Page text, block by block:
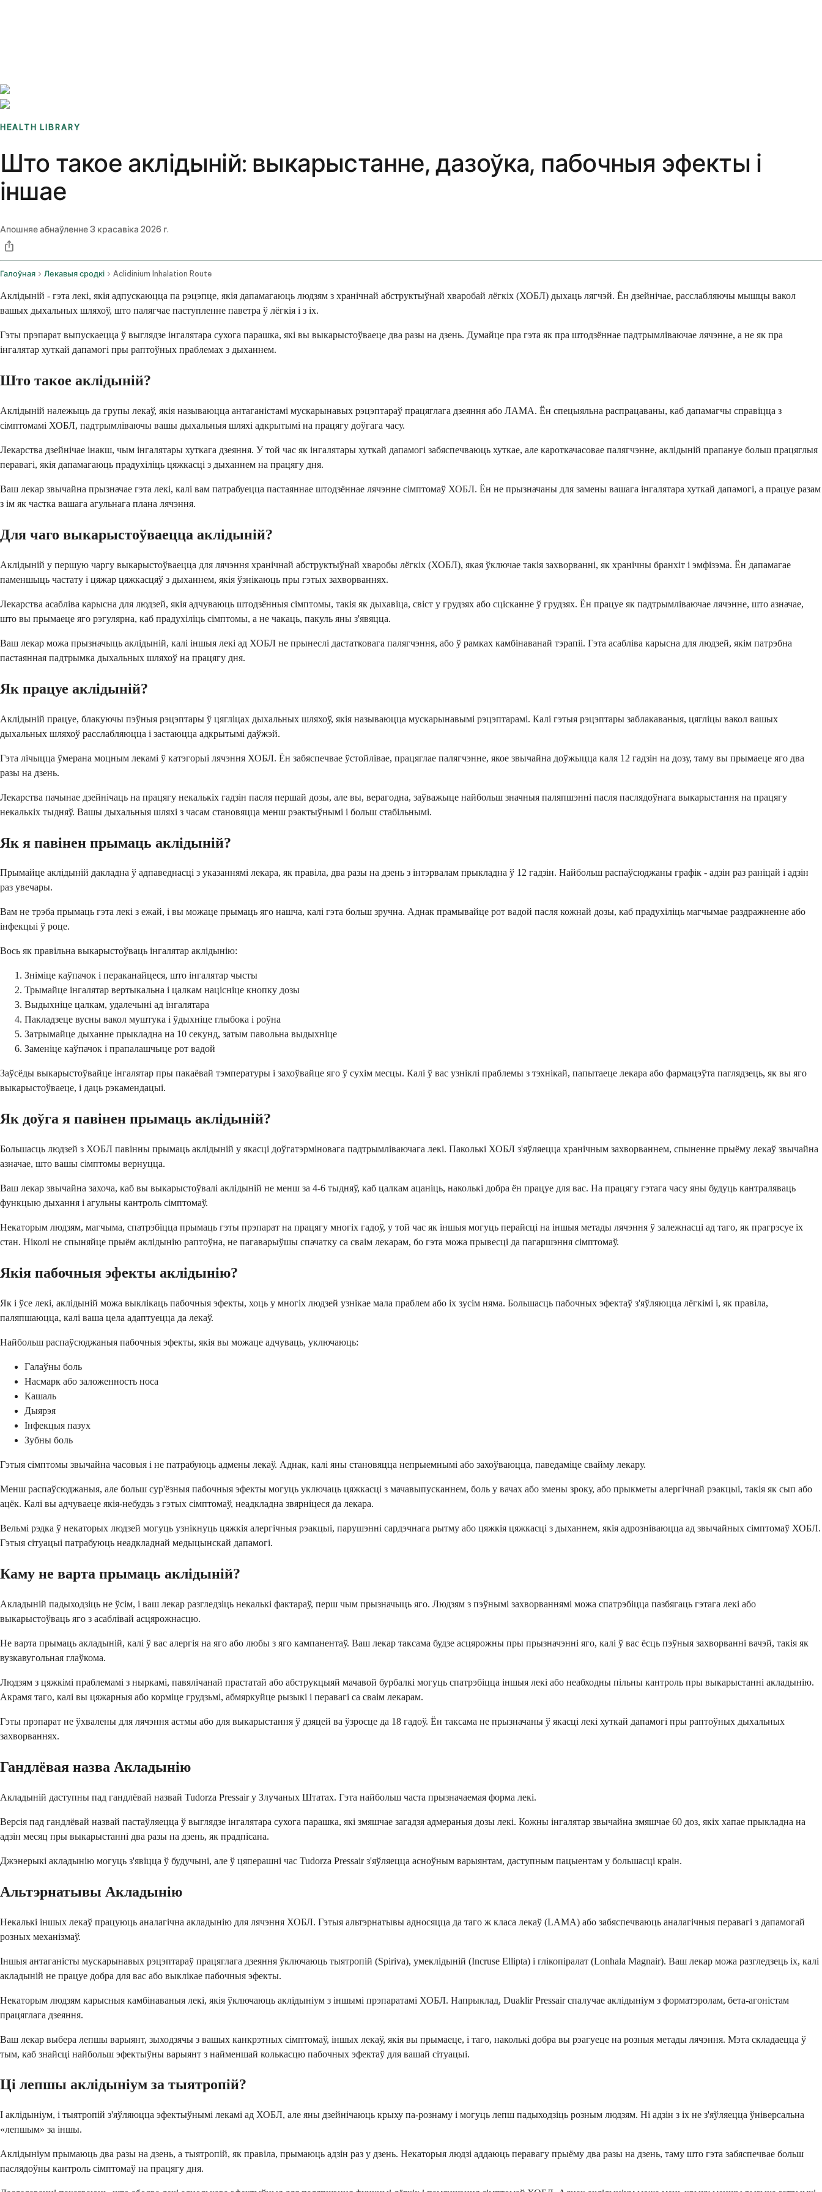
HEALTH LIBRARY
Што такое аклідыній: выкарыстанне, дазоўка, пабочныя эфекты і
іншае
Апошняе абнаўленне3 красавіка 2026 г.
Галоўная Лекавыя сродкі Aclidinium Inhalation Route
Аклідыній - гэта лекі, якія адпускаюцца па рэцэпце, якія дапамагаюць людзям з хранічнай абструктыўнай хваробай лёгкіх (ХОБЛ) дыхаць лягчэй. Ён дзейнічае, расслабляючы мышцы вакол
вашых дыхальных шляхоў, што палягчае паступленне паветра ў лёгкія і з іх.
Гэты прэпарат выпускаецца ў выглядзе інгалятара сухога парашка, які вы выкарыстоўваеце два разы на дзень. Думайце пра гэта як пра штодзённае падтрымліваючае лячэнне, а не як пра
інгалятар хуткай дапамогі пры раптоўных праблемах з дыханнем.
Што такое аклідыній?
Аклідыній належыць да групы лекаў, якія называюцца антаганістамі мускарынавых рэцэптараў працяглага дзеяння або ЛАМА. Ён спецыяльна распрацаваны, каб дапамагчы справіцца з
сімптомамі ХОБЛ, падтрымліваючы вашы дыхальныя шляхі адкрытымі на працягу доўгага часу.
Лекарства дзейнічае інакш, чым інгалятары хуткага дзеяння. У той час як інгалятары хуткай дапамогі забяспечваюць хуткае, але кароткачасовае палягчэнне, аклідыній прапануе больш працяглыя
перавагі, якія дапамагаюць прадухіліць цяжкасці з дыханнем на працягу дня.
Ваш лекар звычайна прызначае гэта лекі, калі вам патрабуецца пастаяннае штодзённае лячэнне сімптомаў ХОБЛ. Ён не прызначаны для замены вашага інгалятара хуткай дапамогі, а працуе разам
з ім як частка вашага агульнага плана лячэння.
Для чаго выкарыстоўваецца аклідыній?
Аклідыній у першую чаргу выкарыстоўваецца для лячэння хранічнай абструктыўнай хваробы лёгкіх (ХОБЛ), якая ўключае такія захворванні, як хранічны бранхіт і эмфізэма. Ён дапамагае
паменшыць частату і цяжар цяжкасцяў з дыханнем, якія ўзнікаюць пры гэтых захворваннях.
Лекарства асабліва карысна для людзей, якія адчуваюць штодзённыя сімптомы, такія як дыхавіца, свіст у грудзях або сцісканне ў грудзях. Ён працуе як падтрымліваючае лячэнне, што азначае,
што вы прымаеце яго рэгулярна, каб прадухіліць сімптомы, а не чакаць, пакуль яны з'явяцца.
Ваш лекар можа прызначыць аклідыній, калі іншыя лекі ад ХОБЛ не прынеслі дастатковага палягчэння, або ў рамках камбінаванай тэрапіі. Гэта асабліва карысна для людзей, якім патрэбна
пастаянная падтрымка дыхальных шляхоў на працягу дня.
Як працуе аклідыній?
Аклідыній працуе, блакуючы пэўныя рэцэптары ў цягліцах дыхальных шляхоў, якія называюцца мускарынавымі рэцэптарамі. Калі гэтыя рэцэптары заблакаваныя, цягліцы вакол вашых
дыхальных шляхоў расслабляюцца і застаюцца адкрытымі даўжэй.
Гэта лічыцца ўмерана моцным лекамі ў катэгорыі лячэння ХОБЛ. Ён забяспечвае ўстойлівае, працяглае палягчэнне, якое звычайна доўжыцца каля 12 гадзін на дозу, таму вы прымаеце яго два
разы на дзень.
Лекарства пачынае дзейнічаць на працягу некалькіх гадзін пасля першай дозы, але вы, верагодна, заўважыце найбольш значныя паляпшэнні пасля паслядоўнага выкарыстання на працягу
некалькіх тыдняў. Вашы дыхальныя шляхі з часам становяцца менш рэактыўнымі і больш стабільнымі.
Як я павінен прымаць аклідыній?
Прымайце аклідыній дакладна ў адпаведнасці з указаннямі лекара, як правіла, два разы на дзень з інтэрвалам прыкладна ў 12 гадзін. Найбольш распаўсюджаны графік - адзін раз раніцай і адзін
раз увечары.
Вам не трэба прымаць гэта лекі з ежай, і вы можаце прымаць яго нашча, калі гэта больш зручна. Аднак прамывайце рот вадой пасля кожнай дозы, каб прадухіліць магчымае раздражненне або
інфекцыі ў роце.
Вось як правільна выкарыстоўваць інгалятар аклідынію:
Зніміце каўпачок і пераканайцеся, што інгалятар чысты
Трымайце інгалятар вертыкальна і цалкам націсніце кнопку дозы
Выдыхніце цалкам, удалечыні ад інгалятара
Пакладзеце вусны вакол муштука і ўдыхніце глыбока і роўна
Затрымайце дыханне прыкладна на 10 секунд, затым павольна выдыхніце
Заменіце каўпачок і прапалашчыце рот вадой
Заўсёды выкарыстоўвайце інгалятар пры пакаёвай тэмпературы і захоўвайце яго ў сухім месцы. Калі ў вас узніклі праблемы з тэхнікай, папытаеце лекара або фармацэўта паглядзець, як вы яго
выкарыстоўваеце, і даць рэкамендацыі.
Як доўга я павінен прымаць аклідыній?
Большасць людзей з ХОБЛ павінны прымаць аклідыній у якасці доўгатэрміновага падтрымліваючага лекі. Паколькі ХОБЛ з'яўляецца хранічным захворваннем, спыненне прыёму лекаў звычайна
азначае, што вашы сімптомы вернуцца.
Ваш лекар звычайна захоча, каб вы выкарыстоўвалі аклідыній не менш за 4-6 тыдняў, каб цалкам ацаніць, наколькі добра ён працуе для вас. На працягу гэтага часу яны будуць кантраляваць
функцыю дыхання і агульны кантроль сімптомаў.
Некаторым людзям, магчыма, спатрэбіцца прымаць гэты прэпарат на працягу многіх гадоў, у той час як іншыя могуць перайсці на іншыя метады лячэння ў залежнасці ад таго, як прагрэсуе іх
стан. Ніколі не спыняйце прыём аклідынію раптоўна, не пагаварыўшы спачатку са сваім лекарам, бо гэта можа прывесці да пагаршэння сімптомаў.
Якія пабочныя эфекты аклідынію?
Як і ўсе лекі, аклідыній можа выклікаць пабочныя эфекты, хоць у многіх людзей узнікае мала праблем або іх зусім няма. Большасць пабочных эфектаў з'яўляюцца лёгкімі і, як правіла,
паляпшаюцца, калі ваша цела адаптуецца да лекаў.
Найбольш распаўсюджаныя пабочныя эфекты, якія вы можаце адчуваць, уключаюць:
Галаўны боль
Насмарк або заложенность носа
Кашаль
Дыярэя
Інфекцыя пазух
Зубны боль
Гэтыя сімптомы звычайна часовыя і не патрабуюць адмены лекаў. Аднак, калі яны становяцца непрыемнымі або захоўваюцца, паведаміце свайму лекару.
Менш распаўсюджаныя, але больш сур'ёзныя пабочныя эфекты могуць уключаць цяжкасці з мачавыпусканнем, боль у вачах або змены зроку, або прыкметы алергічнай рэакцыі, такія як сып або
ацёк. Калі вы адчуваеце якія-небудзь з гэтых сімптомаў, неадкладна звярніцеся да лекара.
Вельмі рэдка ў некаторых людзей могуць узнікнуць цяжкія алергічныя рэакцыі, парушэнні сардэчнага рытму або цяжкія цяжкасці з дыханнем, якія адрозніваюцца ад звычайных сімптомаў ХОБЛ.
Гэтыя сітуацыі патрабуюць неадкладнай медыцынскай дапамогі.
Каму не варта прымаць аклідыній?
Акладыній падыходзіць не ўсім, і ваш лекар разгледзіць некалькі фактараў, перш чым прызначыць яго. Людзям з пэўнымі захворваннямі можа спатрэбіцца пазбягаць гэтага лекі або
выкарыстоўваць яго з асаблівай асцярожнасцю.
Не варта прымаць акладыній, калі ў вас алергія на яго або любы з яго кампанентаў. Ваш лекар таксама будзе асцярожны пры прызначэнні яго, калі ў вас ёсць пэўныя захворванні вачэй, такія як
вузкавугольная глаўкома.
Людзям з цяжкімі праблемамі з ныркамі, павялічанай прастатай або абструкцыяй мачавой бурбалкі могуць спатрэбіцца іншыя лекі або неабходны пільны кантроль пры выкарыстанні акладынію.
Акрамя таго, калі вы цяжарныя або корміце грудзьмі, абмяркуйце рызыкі і перавагі са сваім лекарам.
Гэты прэпарат не ўхвалены для лячэння астмы або для выкарыстання ў дзяцей ва ўзросце да 18 гадоў. Ён таксама не прызначаны ў якасці лекі хуткай дапамогі пры раптоўных дыхальных
захворваннях.
Гандлёвая назва Акладынію
Акладыній даступны пад гандлёвай назвай Tudorza Pressair у Злучаных Штатах. Гэта найбольш часта прызначаемая форма лекі.
Версія пад гандлёвай назвай пастаўляецца ў выглядзе інгалятара сухога парашка, які змяшчае загадзя адмераныя дозы лекі. Кожны інгалятар звычайна змяшчае 60 доз, якіх хапае прыкладна на
адзін месяц пры выкарыстанні два разы на дзень, як прадпісана.
Джэнерыкі акладынію могуць з'явіцца ў будучыні, але ў цяперашні час Tudorza Pressair з'яўляецца асноўным варыянтам, даступным пацыентам у большасці краін.
Альтэрнатывы Акладынію
Некалькі іншых лекаў працуюць аналагічна акладынію для лячэння ХОБЛ. Гэтыя альтэрнатывы адносяцца да таго ж класа лекаў (LAMA) або забяспечваюць аналагічныя перавагі з дапамогай
розных механізмаў.
Іншыя антаганісты мускарынавых рэцэптараў працяглага дзеяння ўключаюць тыятропій (Spiriva), умеклідыній (Incruse Ellipta) і глікопіралат (Lonhala Magnair). Ваш лекар можа разгледзець іх, калі
акладыній не працуе добра для вас або выклікае пабочныя эфекты.
Некаторым людзям карысныя камбінаваныя лекі, якія ўключаюць аклідыніум з іншымі прэпаратамі ХОБЛ. Напрыклад, Duaklir Pressair спалучае аклідыніум з форматэролам, бета-агоністам
працяглага дзеяння.
Ваш лекар выбера лепшы варыянт, зыходзячы з вашых канкрэтных сімптомаў, іншых лекаў, якія вы прымаеце, і таго, наколькі добра вы рэагуеце на розныя метады лячэння. Мэта складаецца ў
тым, каб знайсці найбольш эфектыўны варыянт з найменшай колькасцю пабочных эфектаў для вашай сітуацыі.
Ці лепшы аклідыніум за тыятропій?
І аклідыніум, і тыятропій з'яўляюцца эфектыўнымі лекамі ад ХОБЛ, але яны дзейнічаюць крыху па-рознаму і могуць лепш падыходзіць розным людзям. Ні адзін з іх не з'яўляецца ўніверсальна
«лепшым» за іншы.
Аклідыніум прымаюць два разы на дзень, а тыятропій, як правіла, прымаюць адзін раз у дзень. Некаторыя людзі аддаюць перавагу прыёму два разы на дзень, таму што гэта забяспечвае больш
паслядоўны кантроль сімптомаў на працягу дня.